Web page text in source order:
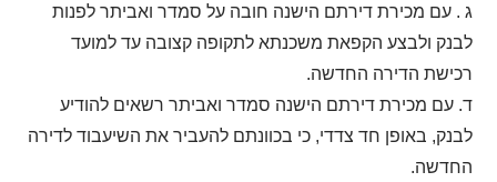
ג . עם מכירת דירתם הישנה חובה על סמדר ואביתר לפנות
לבנק ולבצע הקפאת משכנתא לתקופה קצובה עד למועד
רכישת הדירה החדשה.
ד. עם מכירת דירתם הישנה סמדר ואביתר רשאים להודיע
לבנק, באופן חד צדדי, כי בכוונתם להעביר את השיעבוד לדירה
החדשה.